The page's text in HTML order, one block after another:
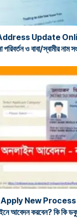
Update
পরিবর্তন ও বাবা/স্বামীর
New Process
আবেদন করবেন? কি কি